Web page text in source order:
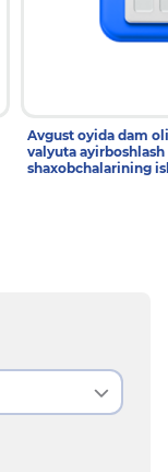
Avgust oyida dam
valyuta ayirboshlash
shaxobchalarining